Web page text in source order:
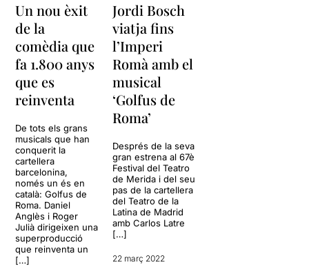
Un nou èxit
de la
comèdia que
fa 1.800 anys
que es
reinventa
De tots els grans
musicals que han
conquerit la
cartellera
barcelonina,
només un és en
català: Golfus de
Roma. Daniel
Anglès i Roger
Julià dirigeixen una
superproducció
que reinventa un
[…]
Jordi Bosch
viatja fins
l’Imperi
Romà amb el
musical
‘Golfus de
Roma’
Després de la seva
gran estrena al 67è
Festival del Teatro
de Merida i del seu
pas de la cartellera
del Teatro de la
Latina de Madrid
amb Carlos Latre
[…]
22 març 2022